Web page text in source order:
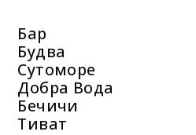
Бар
Будва
Сутоморе
Добра Вода
Бечичи
Тиват